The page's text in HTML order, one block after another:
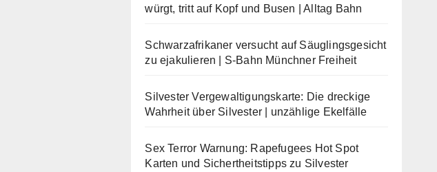
würgt, tritt auf Kopf und Busen | Alltag Bahn
Schwarzafrikaner versucht auf Säuglingsgesicht
zu ejakulieren | S-Bahn Münchner Freiheit
Silvester Vergewaltigungskarte: Die dreckige
Wahrheit über Silvester | unzählige Ekelfälle
Sex Terror Warnung: Rapefugees Hot Spot
Karten und Sichertheitstipps zu Silvester